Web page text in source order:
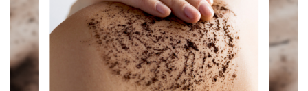
Trainingen
Suntana
Sjolie